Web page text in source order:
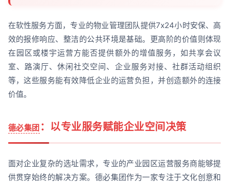
在软性服务方面，专业的物业管理团队提供7x24小时安保、高
效的报修响应、整洁的公共环境是基础。更高阶的价值则体现
在园区或楼宇运营方能否提供额外的增值服务，如共享会议
室、路演厅、休闲社交空间、企业服务对接、社群活动组织
等，这些服务能有效降低企业的运营负担，并创造额外的连接
价值。
德必集团 ：以专业服务赋能企业空间决策
面对企业复杂的选址需求，专业的产业园区运营服务商能够提
供贯穿始终的解决方案。德必集团作为一家专注于文化创意和